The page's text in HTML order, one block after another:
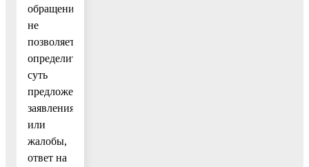
обращения
не
позволяет
определить
суть
предложения,
заявления
или
жалобы,
ответ на